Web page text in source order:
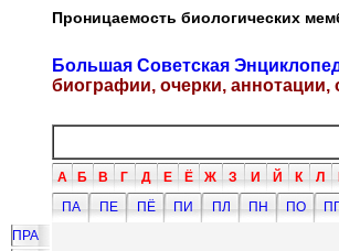
Проницаемость биологических
Большая Советская
биографии, очерки, аннотации,
А Б В Г Д Е Ё Ж З И Й К Л
ПА
ПЕ ПЁ ПИ ПЛ ПН ПО
ПРА